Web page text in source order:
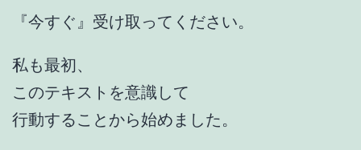
『今すぐ』受け取ってください。
私も最初、
このテキストを意識して
行動することから始めました。